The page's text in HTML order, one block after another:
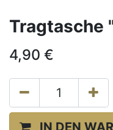
Tragtasche
4,90 €
IN DEN